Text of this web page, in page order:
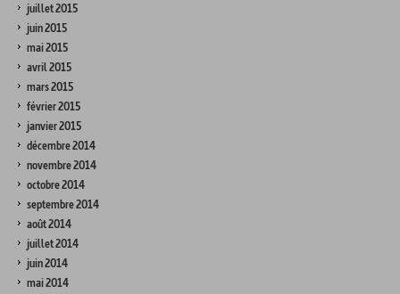
juillet 2015
juin 2015
mai 2015
avril 2015
mars 2015
février 2015
janvier 2015
décembre 2014
novembre 2014
octobre 2014
septembre 2014
août 2014
juillet 2014
juin 2014
mai 2014